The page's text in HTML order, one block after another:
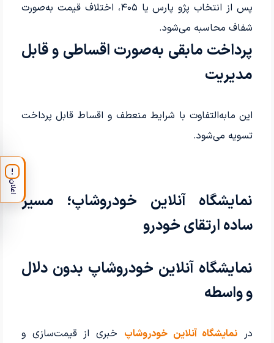
پس از انتخاب پژو پارس یا ۴۰۵، اختلاف قیمت به‌صورت
شفاف محاسبه می‌شود.
پرداخت مابقی به‌صورت اقساطی و قابل
مدیریت
این مابه‌التفاوت با شرایط منعطف و اقساط قابل پرداخت
تسویه می‌شود.
نمایشگاه آنلاین خودروشاپ؛ مسیر
ساده ارتقای خودرو
نمایشگاه آنلاین خودروشاپ بدون دلال
و واسطه
در نمایشگاه آنلاین خودروشاپ خبری از قیمت‌سازی و
!
اعلان